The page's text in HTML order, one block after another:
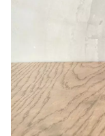
〇味わいについて
透き通ったきれ
フレッシュない
スッキリとした
み口。
〇ヒトコト